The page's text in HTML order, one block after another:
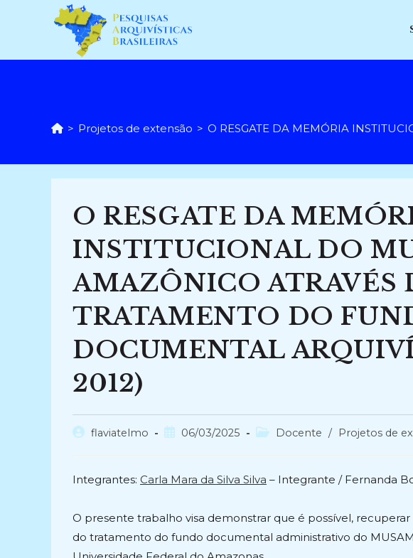
conteúdo
> Projetos de extensão > O RESGATE DA MEMÓRIA
O RESGATE DA
INSTITUCIONAL DO
AMAZÔNICO ATRAVÉS
TRATAMENTO DO
DOCUMENTAL
2012)
Autorflaviatelmo
Post06/03/2025
Categoria
Docente / Projetos de
Integrantes: Carla Mara da Silva Silva – Integrante / Fernanda
O presente trabalho visa demonstrar que é possível,
do tratamento do fundo documental administrativo do